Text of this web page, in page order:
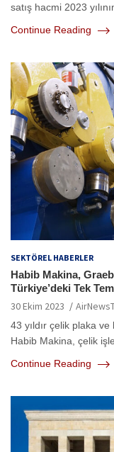
satış hacmi 2023
Continue Reading
SEKTÖREL HABERLER
Habib Makina,
Türkiye’deki Tek
30 Ekim 2023
43 yıldır çelik plaka
Habib Makina, çelik
Continue Reading